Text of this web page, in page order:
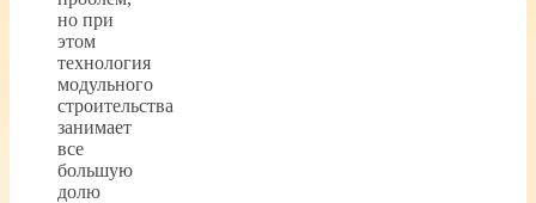
но при
этом
технология
модульного
строительства
занимает
все
большую
долю